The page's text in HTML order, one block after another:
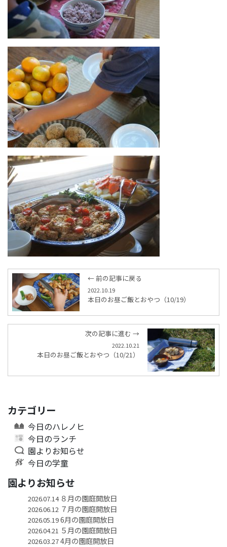
← 前の記事に戻る
2022.10.19
本日のお昼ご飯とおやつ（10/19）
次の記事に進む →
2022.10.21
本日のお昼ご飯とおやつ（10/21）
カテゴリー
今日のハレノヒ
今日のランチ
園よりお知らせ
今日の学童
園よりお知らせ
2026.07.14８月の園庭開放日
2026.06.12７月の園庭開放日
2026.05.196月の園庭開放日
2026.04.21 ５月の園庭開放日
2026.03.274月の園庭開放日